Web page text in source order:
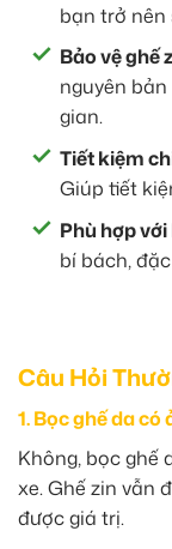
bạn trở nên
Bảo vệ ghế
nguyên
gian.
Tiết kiệm
Giúp tiết
Phù hợp
bí bách,
Câu Hỏi
1. Bọc ghế da
Không, bọc ghế
xe. Ghế zin vẫn
được giá trị.